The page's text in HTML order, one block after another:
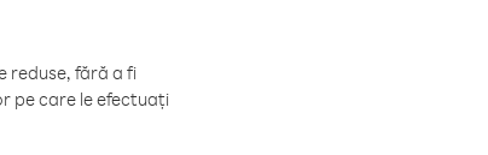
reduse, fără a fi
pe care le efectuați